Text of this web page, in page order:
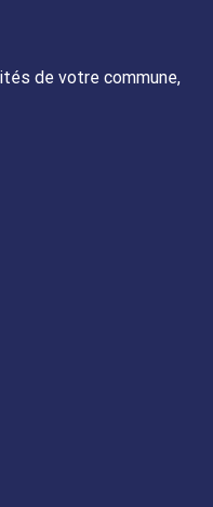
de votre commune,